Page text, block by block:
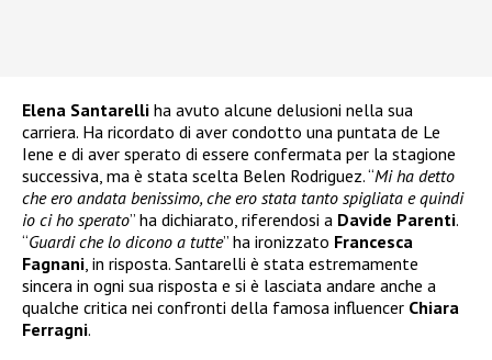
Elena Santarelli ha avuto alcune delusioni nella sua
carriera. Ha ricordato di aver condotto una puntata de Le
Iene e di aver sperato di essere confermata per la stagione
successiva, ma è stata scelta Belen Rodriguez. “Mi ha detto
che ero andata benissimo, che ero stata tanto spigliata e quindi
io ci ho sperato” ha dichiarato, riferendosi a Davide Parenti.
“Guardi che lo dicono a tutte” ha ironizzato Francesca
Fagnani , in risposta. Santarelli è stata estremamente
sincera in ogni sua risposta e si è lasciata andare anche a
qualche critica nei confronti della famosa influencer Chiara
Ferragni.